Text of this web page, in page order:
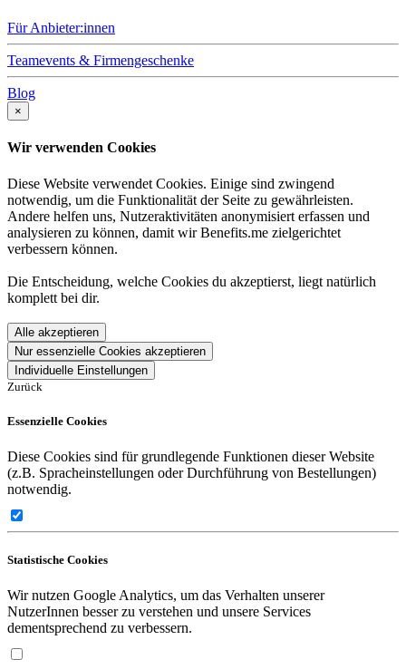
Für Anbieter:innen
Teamevents & Firmengeschenke
Blog
×
Wir verwenden Cookies
Diese Website verwendet Cookies. Einige sind zwingend
notwendig, um die Funktionalität der Seite zu gewährleisten.
Andere helfen uns, Nutzeraktivitäten anonymisiert erfassen und
analysieren zu können, damit wir Benefits.me zielgerichtet
verbessern können.
Die Entscheidung, welche Cookies du akzeptierst, liegt natürlich
komplett bei dir.
Alle akzeptieren
Nur essenzielle Cookies akzeptieren
Individuelle Einstellungen
Zurück
Essenzielle Cookies
Diese Cookies sind für grundlegende Funktionen dieser Website
(z.B. Spracheinstellungen oder Durchführung von Bestellungen)
notwendig.
Statistische Cookies
Wir nutzen Google Analytics, um das Verhalten unserer
NutzerInnen besser zu verstehen und unsere Services
dementsprechend zu verbessern.